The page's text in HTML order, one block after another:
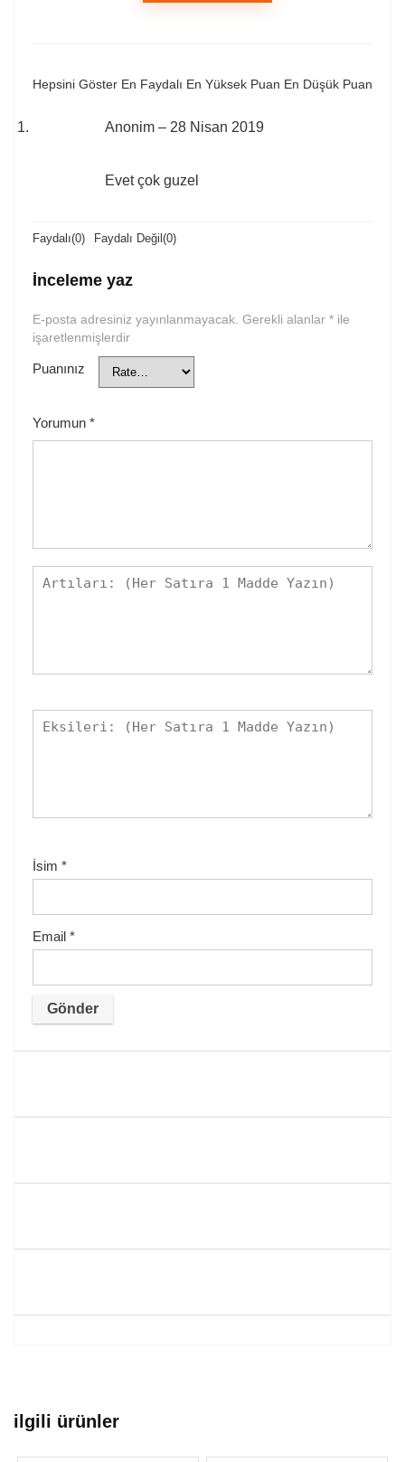
Hepsini Göster En Faydalı En Yüksek Puan En Düşük Puan
Anonim – 28 Nisan 2019
Evet çok guzel
Faydalı(0) Faydalı Değil (0)
İnceleme yaz
E-posta adresiniz yayınlanmayacak. Gerekli alanlar * ile
işaretlenmişlerdir
Puanınız
Yorumun *
İsim *
Email *
ilgili ürünler